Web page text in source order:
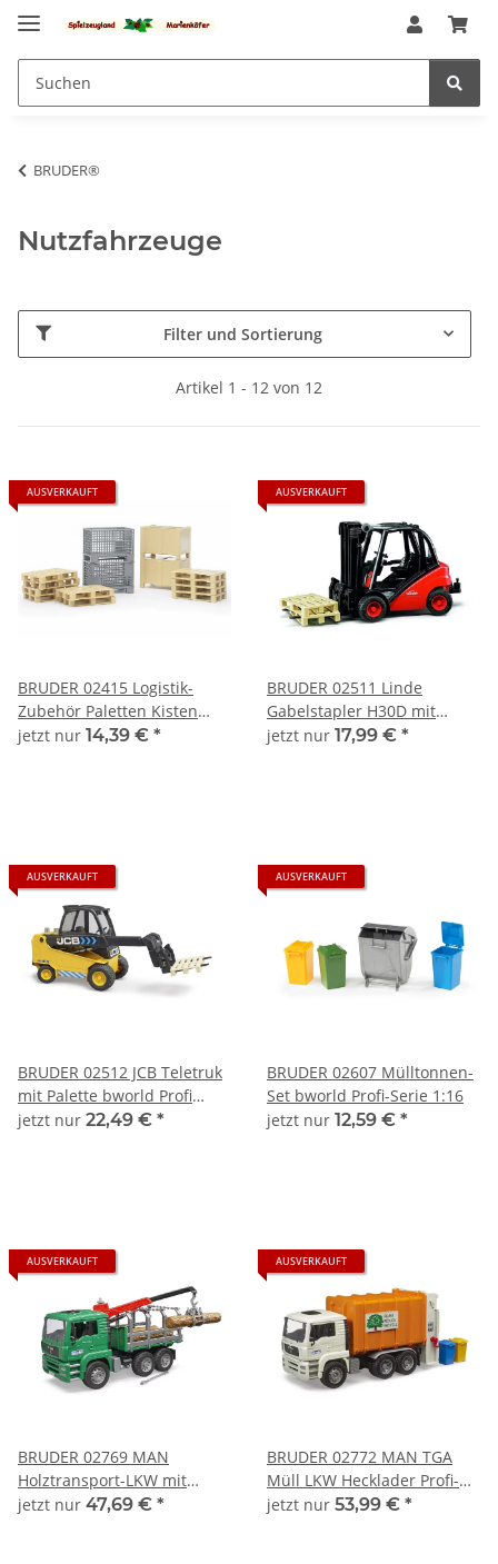
BRUDER®
Nutzfahrzeuge
Filter und Sortierung
Artikel 1 - 12 von 12
AUSVERKAUFT
BRUDER 02415 Logistik-
Zubehör Paletten Kisten
und Gitterboxen 1:16
jetzt nur 14,39 € *
AUSVERKAUFT
BRUDER 02511 Linde
Gabelstapler H30D mit
Anhängerkupplung und 2
jetzt nur 17,99 € *
AUSVERKAUFT
BRUDER 02512 JCB Teletruk
mit Palette bworld Profi
Serie 1:16
jetzt nur 22,49 € *
AUSVERKAUFT
BRUDER 02607 Mülltonnen-
Set bworld Profi-Serie 1:16
jetzt nur 12,59 € *
AUSVERKAUFT
BRUDER 02769 MAN
Holztransport-LKW mit
Ladekran und 3
jetzt nur 47,69 € *
AUSVERKAUFT
BRUDER 02772 MAN TGA
Müll LKW Hecklader Profi-
Serie bworld 1:16
jetzt nur 53,99 € *